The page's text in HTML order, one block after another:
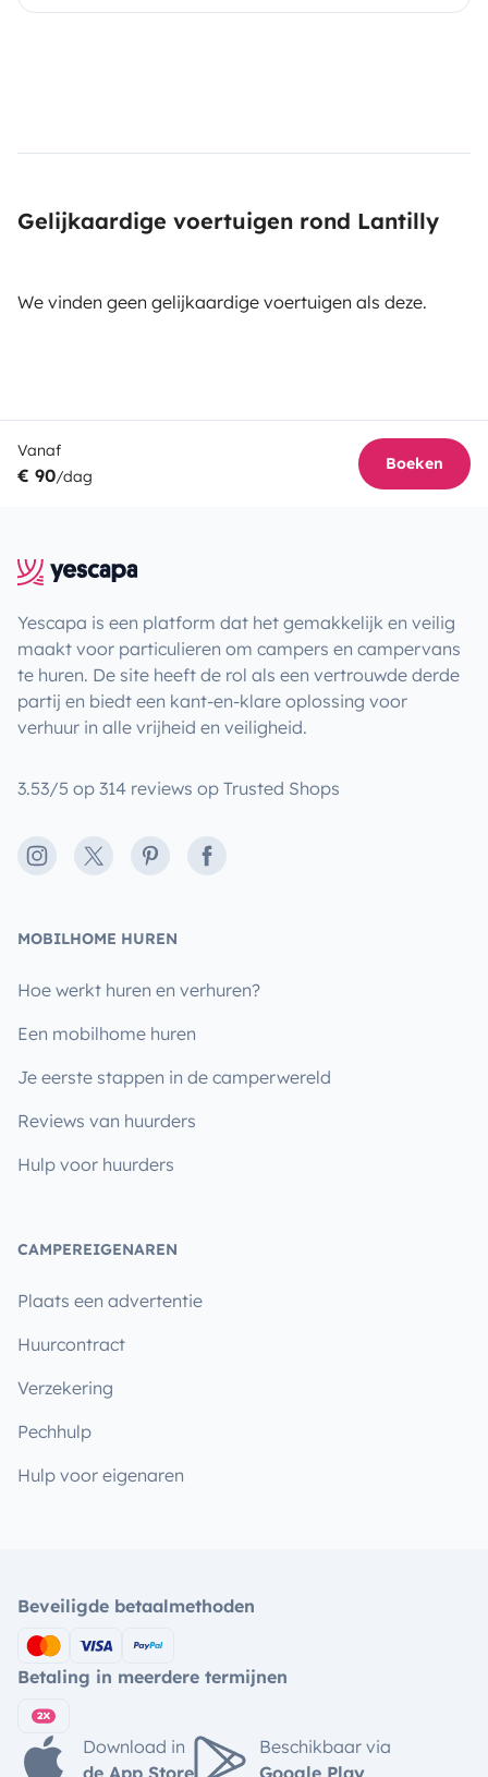
Gelijkaardige voertuigen rond Lantilly
We vinden geen gelijkaardige voertuigen als deze.
Vanaf
€ 90/dag
Boeken
Yescapa is een platform dat het gemakkelijk en veilig
maakt voor particulieren om campers en campervans
te huren. De site heeft de rol als een vertrouwde derde
partij en biedt een kant-en-klare oplossing voor
verhuur in alle vrijheid en veiligheid.
3.53/5 op 314 reviews op Trusted Shops
Instagram
X PinterestFacebook
MOBILHOME HUREN
Hoe werkt huren en verhuren?
Een mobilhome huren
Je eerste stappen in de camperwereld
Reviews van huurders
Hulp voor huurders
CAMPEREIGENAREN
Plaats een advertentie
Huurcontract
Verzekering
Pechhulp
Hulp voor eigenaren
Beveiligde betaalmethoden
Betaling in meerdere termijnen
Download in
Beschikbaar via